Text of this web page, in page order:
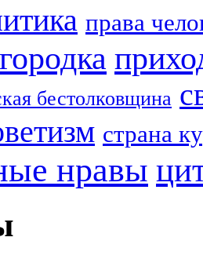
права
бестолковщина
страна
нравы